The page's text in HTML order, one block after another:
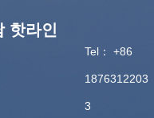
핫라인
Tel： +86
1876312203
3